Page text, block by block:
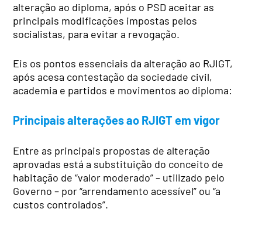
alteração ao diploma, após o PSD aceitar as
principais modificações impostas pelos
socialistas, para evitar a revogação.
Eis os pontos essenciais da alteração ao RJIGT,
após acesa contestação da sociedade civil,
academia e partidos e movimentos ao diploma:
Principais alterações ao RJIGT em vigor
Entre as principais propostas de alteração
aprovadas está a substituição do conceito de
habitação de “valor moderado” – utilizado pelo
Governo – por “arrendamento acessível” ou “a
custos controlados”.